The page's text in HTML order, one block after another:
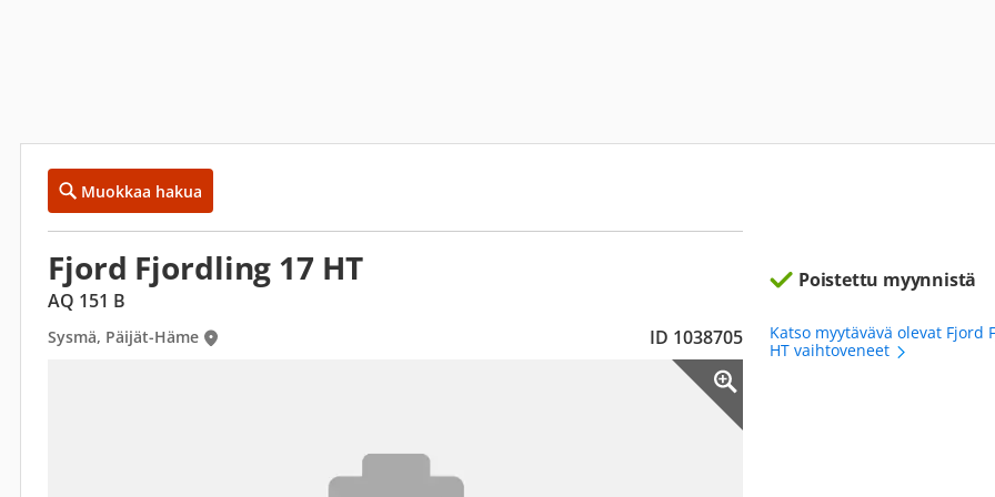
Muokkaa hakua
Fjord Fjordling 17 HT
AQ 151 B
Sysmä, Päijät-Häme ID 1038705
Poistettu myynnistä
Katso myytävävä olevat Fjord
HT vaihtoveneet